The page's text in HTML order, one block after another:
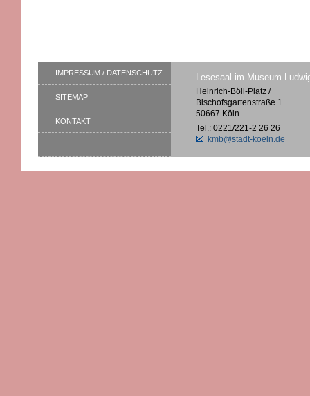
IMPRESSUM / DATENSCHUTZ
SITEMAP
KONTAKT
Lesesaal im Museum
Heinrich-Böll-Platz /
Bischofsgartenstraße 1
50667 Köln
Tel.: 0221/221-2 26 26
kmb@stadt-koeln.de